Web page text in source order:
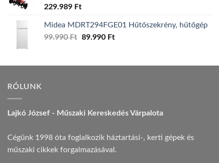
229.989 Ft
Midea MDRT294FGE01 Hűtőszekrény, hűtőgép
99.990Ft Original
99.990 Ft.
89.990 FtCurrent
89.990 Ft.
RÓLUNK
Lajkó József - Műszaki Kereskedés Várpalota
Cégünk 1998 óta foglalkozik háztartási-, kerti gépek és
műszaki cikkek forgalmazásával.